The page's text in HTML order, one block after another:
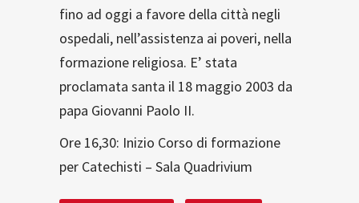
fino ad oggi a favore della città negli
ospedali, nell’assistenza ai poveri, nella
formazione religiosa. E’ stata
proclamata santa il 18 maggio 2003 da
papa Giovanni Paolo II.
Ore 16,30: Inizio Corso di formazione
per Catechisti – Sala Quadrivium